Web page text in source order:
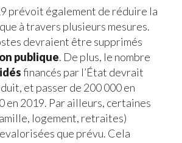
prévoit également de réduire la
à travers plusieurs mesures.
devraient être supprimés
publique. De plus, le nombre
financés par l’État devrait
et passer de 200 000 en
en 2019. Par ailleurs, certaines
logement, retraites)
que prévu. Cela